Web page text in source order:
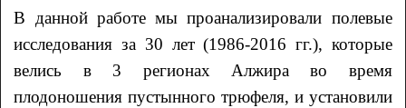
В данной работе мы проанализировали полевые
исследования за 30 лет (1986-2016 гг.), которые
велись в 3 регионах Алжира во время
плодоношения пустынного трюфеля, и установили